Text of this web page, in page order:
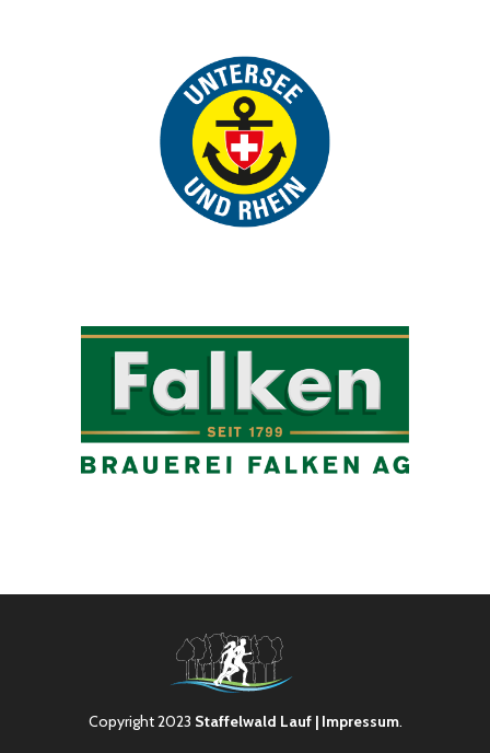
Copyright 2023 Staffelwald Lauf| Impressum.